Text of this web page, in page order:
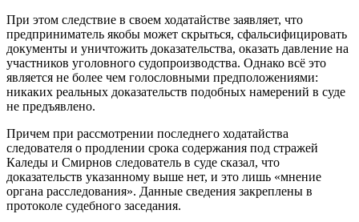
При этом следствие в своем ходатайстве заявляет, что
предприниматель якобы может скрыться, сфальсифицировать
документы и уничтожить доказательства, оказать давление на
участников уголовного судопроизводства. Однако всё это
является не более чем голословными предположениями:
никаких реальных доказательств подобных намерений в суде
не предъявлено.
Причем при рассмотрении последнего ходатайства
следователя о продлении срока содержания под стражей
Каледы и Смирнов следователь в суде сказал, что
доказательств указанному выше нет, и это лишь «мнение
органа расследования». Данные сведения закреплены в
протоколе судебного заседания.